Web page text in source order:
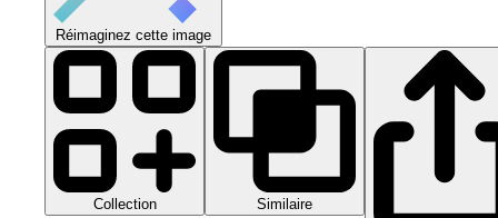
Réimaginez cette image
Collection Similaire